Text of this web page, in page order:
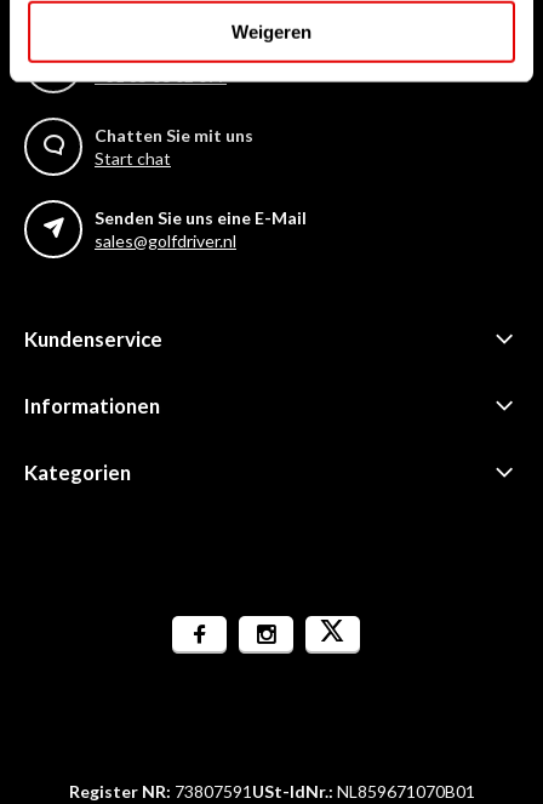
Weigeren
Kundenservice:
Chatten Sie mit uns
Start chat
Senden Sie uns eine E-Mail
sales@golfdriver.nl
Kundenservice
Informationen
Kategorien
Register NR: 73807591 USt-IdNr.: NL859671070B01